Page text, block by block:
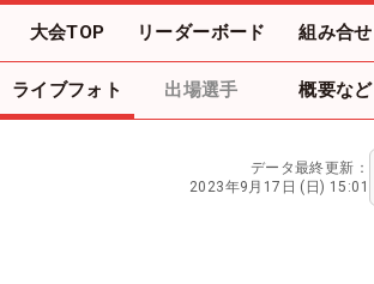
大会TOP リーダーボード 組み合せ
ライブフォト 出場選手 概要など
データ最終更新：
2023年9月17日 (日) 15:01